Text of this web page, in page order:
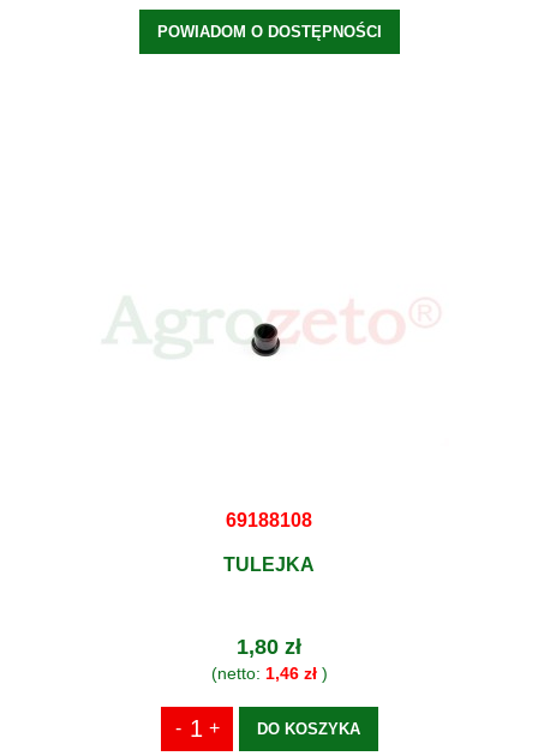
POWIADOM O DOSTĘPNOŚCI
69188108
TULEJKA
1,80 zł
(netto: 1,46 zł)
DO KOSZYKA